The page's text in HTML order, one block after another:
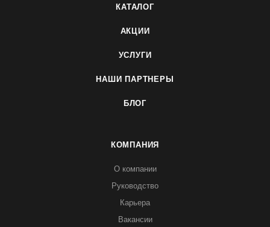
КАТАЛОГ
АКЦИИ
УСЛУГИ
НАШИ ПАРТНЕРЫ
БЛОГ
КОМПАНИЯ
О компании
Руководство
Карьера
Вакансии